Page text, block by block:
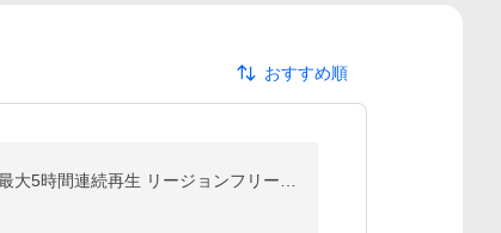
おすすめ順